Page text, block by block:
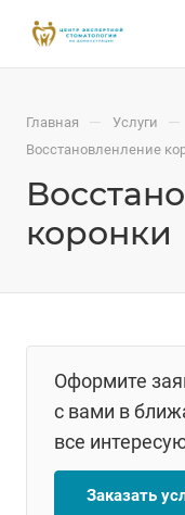
Главная — Услуги —
Восстановленление
коронки
Оформите
с вами в
все
Заказать